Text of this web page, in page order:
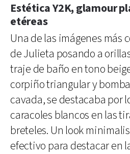
Estética Y2K, glamour
etéreas
Una de las imágenes más
de Julieta posando a
traje de baño en tono
corpiño triangular y
cavada, se destacaba por
caracoles blancos en las
breteles. Un look
efectivo para destacar en